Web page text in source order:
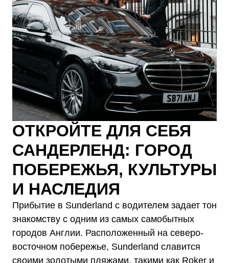
ОТКРОЙТЕ ДЛЯ СЕБЯ
САНДЕРЛЕНД: ГОРОД
ПОБЕРЕЖЬЯ, КУЛЬТУРЫ
И НАСЛЕДИЯ
Прибытие в Sunderland с водителем задает тон
знакомству с одним из самых самобытных
городов Англии. Расположенный на северо-
восточном побережье, Sunderland славится
своими золотыми пляжами, такими как Roker и